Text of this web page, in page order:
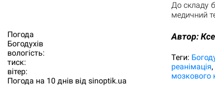
Погода
Богодухiв
вологість:
тиск:
вітер:
Погода на 10 днів від sinoptik.ua
До складу
медичний
Автор:
Теги:
реанімація
мозкового